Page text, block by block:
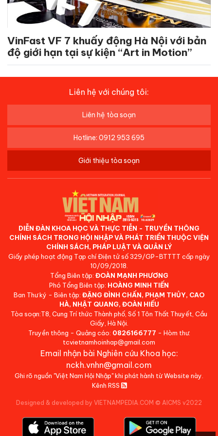
VinFast VF 7 khuấy động Hà Nội với bản
độ giới hạn tại sự kiện “Art in Motion”
Liên hệ với chúng tôi:
Liên hệ tòa soạn
Hotline: 0912 953 695
Giới thiệu tòa soạn
DIỄN ĐÀN KHOA HỌC VÀ THỰC TIỄN - TRUYỀN THÔNG
CHÍNH SÁCH TRONG HỘI NHẬP VÀ PHÁT TRIỂN THUỘC VIỆN
CHÍNH SÁCH, PHÁP LUẬT VÀ QUẢN LÝ
Giấy phép hoạt động Tạp chí Điện tử số 329/GP-BTTTT cấp ngày
10/09/2018.
Tổng Biên tập: ĐOÀN MẠNH PHƯƠNG
Phó Tổng Biên tập: HOÀNG MINH TIẾN
Ban Thư ký - Biên tập: ĐẶNG ĐÌNH CHẤN, PHẠM THỦY, CAO
HÀ, NHẬT QUANG, ĐOÀN HIẾU
Tòa soạn:T8, Cung Trí thức Thành phố, Số 1 Tôn Thất Thuyết, Cầu
Giấy, Hà Nội.
Truyền thông - Quảng cáo: 0826166777 - Hòm thư:
tcvietnamhoinhap@gmail.com
Email nhận bài Nghiên cứu Khoa học:
nckh.vnhn@gmail.com
Ghi rõ nguồn "Việt Nam Hội Nhập" khi phát hành từ Website này.
Kênh RSS
Designed & developed by VIETNAMPEDIA.COM © AICMS v2022